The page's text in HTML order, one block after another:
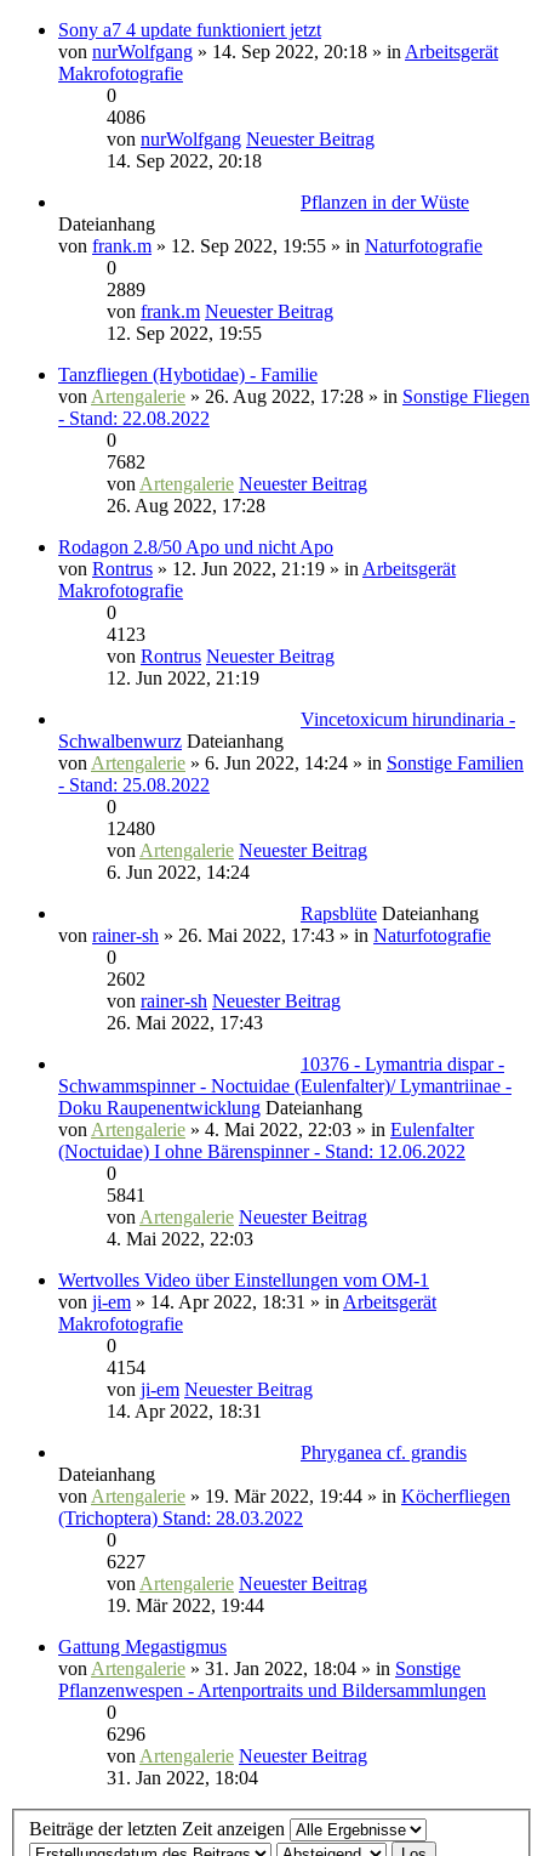
Sony a7 4 update funktioniert jetzt
von nurWolfgang » 14. Sep 2022, 20:18 » in Arbeitsgerät
Makrofotografie
0
4086
von nurWolfgang Neuester Beitrag
14. Sep 2022, 20:18
Pflanzen in der Wüste
Dateianhang
von frank.m » 12. Sep 2022, 19:55 » in Naturfotografie
0
2889
von frank.m Neuester Beitrag
12. Sep 2022, 19:55
Tanzfliegen (Hybotidae) - Familie
von Artengalerie » 26. Aug 2022, 17:28 » in Sonstige Fliegen
- Stand: 22.08.2022
0
7682
von Artengalerie Neuester Beitrag
26. Aug 2022, 17:28
Rodagon 2.8/50 Apo und nicht Apo
von Rontrus » 12. Jun 2022, 21:19 » in Arbeitsgerät
Makrofotografie
0
4123
von Rontrus Neuester Beitrag
12. Jun 2022, 21:19
Vincetoxicum hirundinaria -
Schwalbenwurz Dateianhang
von Artengalerie » 6. Jun 2022, 14:24 » in Sonstige Familien
- Stand: 25.08.2022
0
12480
von Artengalerie Neuester Beitrag
6. Jun 2022, 14:24
Rapsblüte Dateianhang
von rainer-sh » 26. Mai 2022, 17:43 » in Naturfotografie
0
2602
von rainer-sh Neuester Beitrag
26. Mai 2022, 17:43
10376 - Lymantria dispar -
Schwammspinner - Noctuidae (Eulenfalter)/ Lymantriinae -
Doku Raupenentwicklung Dateianhang
von Artengalerie » 4. Mai 2022, 22:03 » in Eulenfalter
(Noctuidae) I ohne Bärenspinner - Stand: 12.06.2022
0
5841
von Artengalerie Neuester Beitrag
4. Mai 2022, 22:03
Wertvolles Video über Einstellungen vom OM-1
von ji-em » 14. Apr 2022, 18:31 » in Arbeitsgerät
Makrofotografie
0
4154
von ji-em Neuester Beitrag
14. Apr 2022, 18:31
Phryganea cf. grandis
Dateianhang
von Artengalerie » 19. Mär 2022, 19:44 » in Köcherfliegen
(Trichoptera) Stand: 28.03.2022
0
6227
von Artengalerie Neuester Beitrag
19. Mär 2022, 19:44
Gattung Megastigmus
von Artengalerie » 31. Jan 2022, 18:04 » in Sonstige
Pflanzenwespen - Artenportraits und Bildersammlungen
0
6296
von Artengalerie Neuester Beitrag
31. Jan 2022, 18:04
Beiträge der letzten Zeit anzeigen